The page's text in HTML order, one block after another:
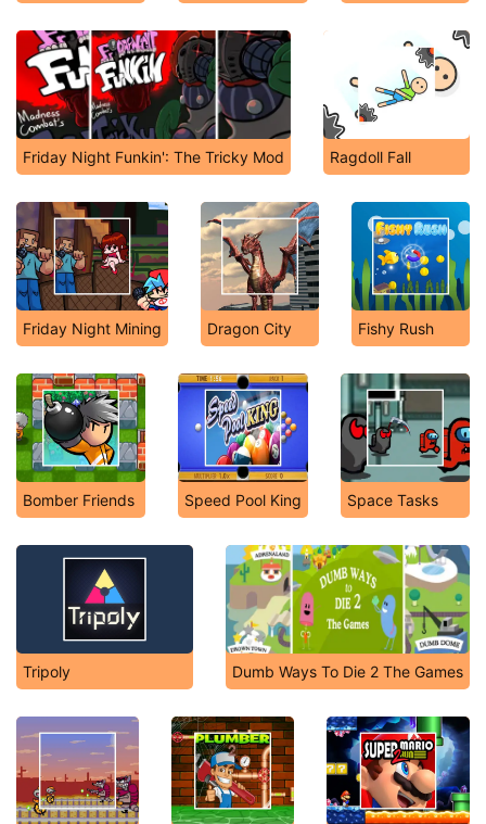
Friday Night Funkin': The Tricky Mod Ragdoll Fall
Friday Night Mining Dragon City Fishy Rush
Bomber Friends Speed Pool King Space Tasks
Tripoly Dumb Ways To Die 2 The Games